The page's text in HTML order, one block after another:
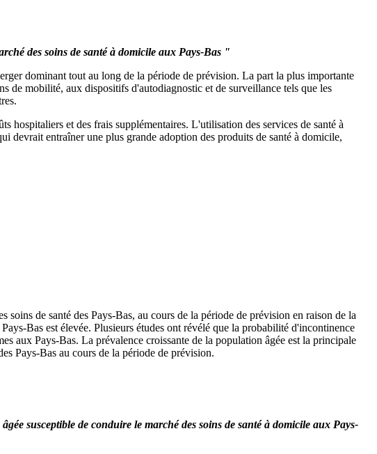
des soins de santé à domicile aux Pays-Bas "
dominant tout au long de la période de prévision. La part la plus importante
de mobilité, aux dispositifs d'autodiagnostic et de surveillance tels que les
hospitaliers et des frais supplémentaires. L'utilisation des services de santé à
entraîner une plus grande adoption des produits de santé à domicile,
de santé des Pays-Bas, au cours de la période de prévision en raison de la
Bas est élevée. Plusieurs études ont révélé que la probabilité d'incontinence
aux Pays-Bas. La prévalence croissante de la population âgée est la principale
Pays-Bas au cours de la période de prévision.
susceptible de conduire le marché des soins de santé à domicile aux Pays-